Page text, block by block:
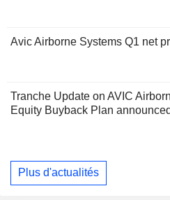
Avic Airborne Systems Q1 net
Tranche Update on AVIC
Equity Buyback Plan
Plus d'actualités